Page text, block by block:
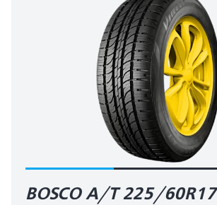
BOSCO A/T 225/60R17